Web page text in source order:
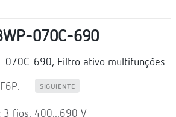
070C-690
070C-690, Filtro ativo multifunções
SIGUIENTE
3 fios, 400...690 V